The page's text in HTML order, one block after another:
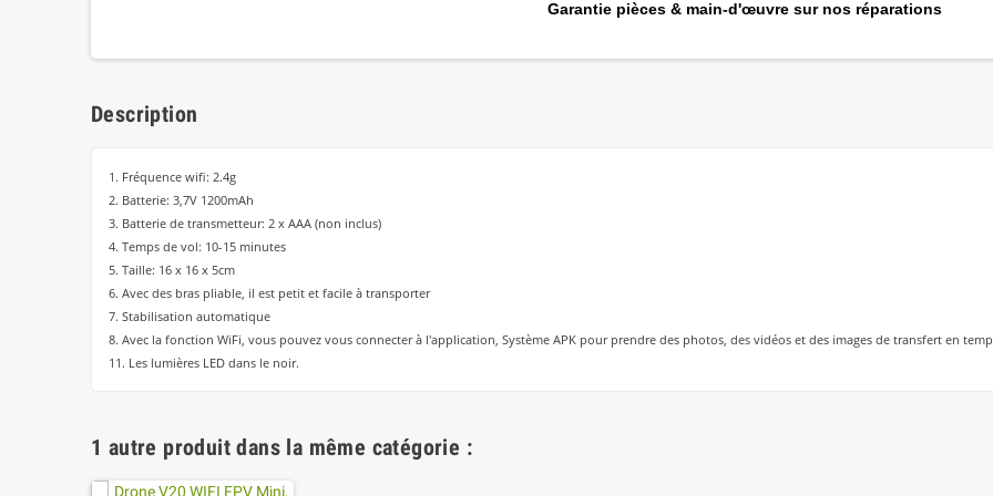
Garantie pièces & main-d'œuvre sur nos réparations
Description
1. Fréquence wifi: 2.4g
2. Batterie: 3,7V 1200mAh
3. Batterie de transmetteur: 2 x AAA (non inclus)
4. Temps de vol: 10-15 minutes
5. Taille: 16 x 16 x 5cm
6. Avec des bras pliable, il est petit et facile à transporter
7. Stabilisation automatique
8. Avec la fonction WiFi, vous pouvez vous connecter à l'application, Système APK pour prendre des photos, des vidéos et des images de transfert en
11. Les lumières LED dans le noir.
1 autre produit dans la même catégorie :